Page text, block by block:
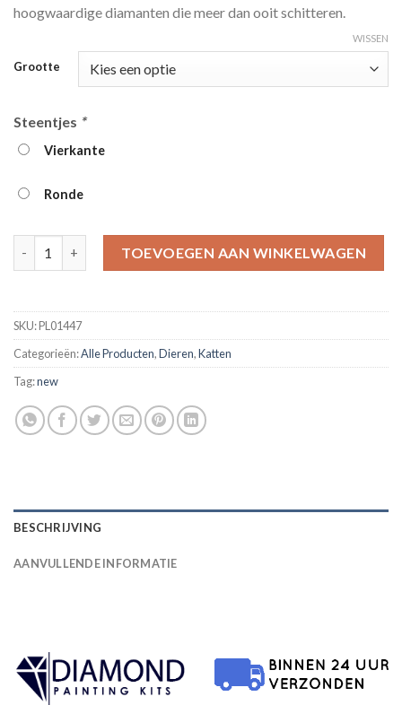
hoogwaardige diamanten die meer dan ooit schitteren.
Grootte
WISSEN
Steentjes *
Vierkante
Ronde
TOEVOEGEN AAN WINKELWAGEN
SKU:PL01447
Categorieën:Alle Producten,Dieren,Katten
Tag:new
BESCHRIJVING
AANVULLENDE INFORMATIE